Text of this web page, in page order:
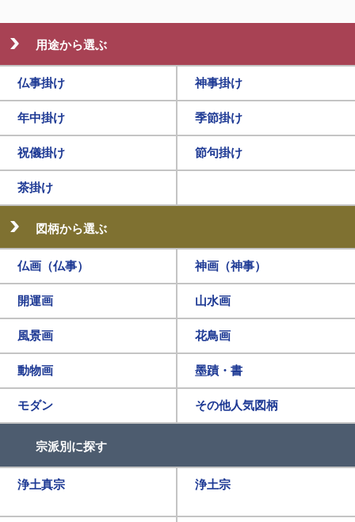
用途から選ぶ
仏事掛け 神事掛け
年中掛け 季節掛け
祝儀掛け 節句掛け
茶掛け
図柄から選ぶ
仏画（仏事） 神画（神事）
開運画 山水画
風景画 花鳥画
動物画 墨蹟・書
モダン その他人気図柄
宗派別に探す
浄土真宗 浄土宗